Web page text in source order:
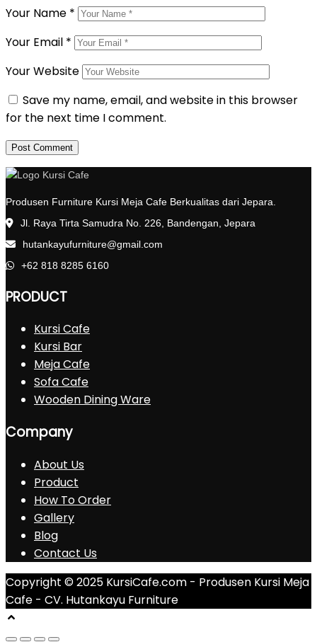
Your Name *
Your Email *
Your Website
Save my name, email, and website in this browser
for the next time I comment.
Produsen Furniture Kursi Meja Cafe Berkualitas dari Jepara.
Jl. Raya Tirta Samudra No. 226, Bandengan, Jepara
hutankayufurniture@gmail.com
+62 818 8285 6160
PRODUCT
Kursi Cafe
Kursi Bar
Meja Cafe
Sofa Cafe
Wooden Dining Ware
Company
About Us
Product
How To Order
Gallery
Blog
Contact Us
Copyright © 2025 KursiCafe.com - Produsen Kursi Meja
Cafe - CV. Hutankayu Furniture